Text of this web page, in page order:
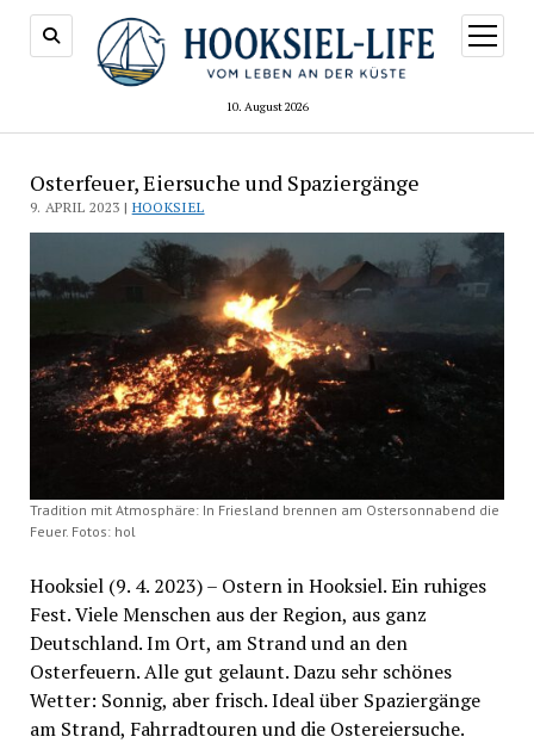
10. August 2026
Menü
öffnen
Osterfeuer, Eiersuche und Spaziergänge
9. APRIL 2023 | HOOKSIEL
Tradition mit Atmosphäre: In Friesland brennen am Ostersonnabend die
Feuer. Fotos: hol
Hooksiel (9. 4. 2023) – Ostern in Hooksiel. Ein ruhiges
Fest. Viele Menschen aus der Region, aus ganz
Deutschland. Im Ort, am Strand und an den
Osterfeuern. Alle gut gelaunt. Dazu sehr schönes
Wetter: Sonnig, aber frisch. Ideal über Spaziergänge
am Strand, Fahrradtouren und die Ostereiersuche.